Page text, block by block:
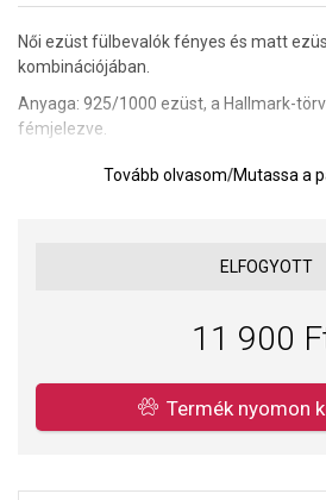
Női ezüst fülbevalók fényes és matt
kombinációjában.
Anyaga: 925/1000 ezüst, a Hallmark-
fémjelezve.
Az ezüst felületét platinafém ródiummal
garantálja a magas fényt és a minőséget.
Fülbevalók méretei: 5 x 13 mm
Tovább olvasom/Mutassa a
ELFOGYOTT
11 900
Termék nyomon